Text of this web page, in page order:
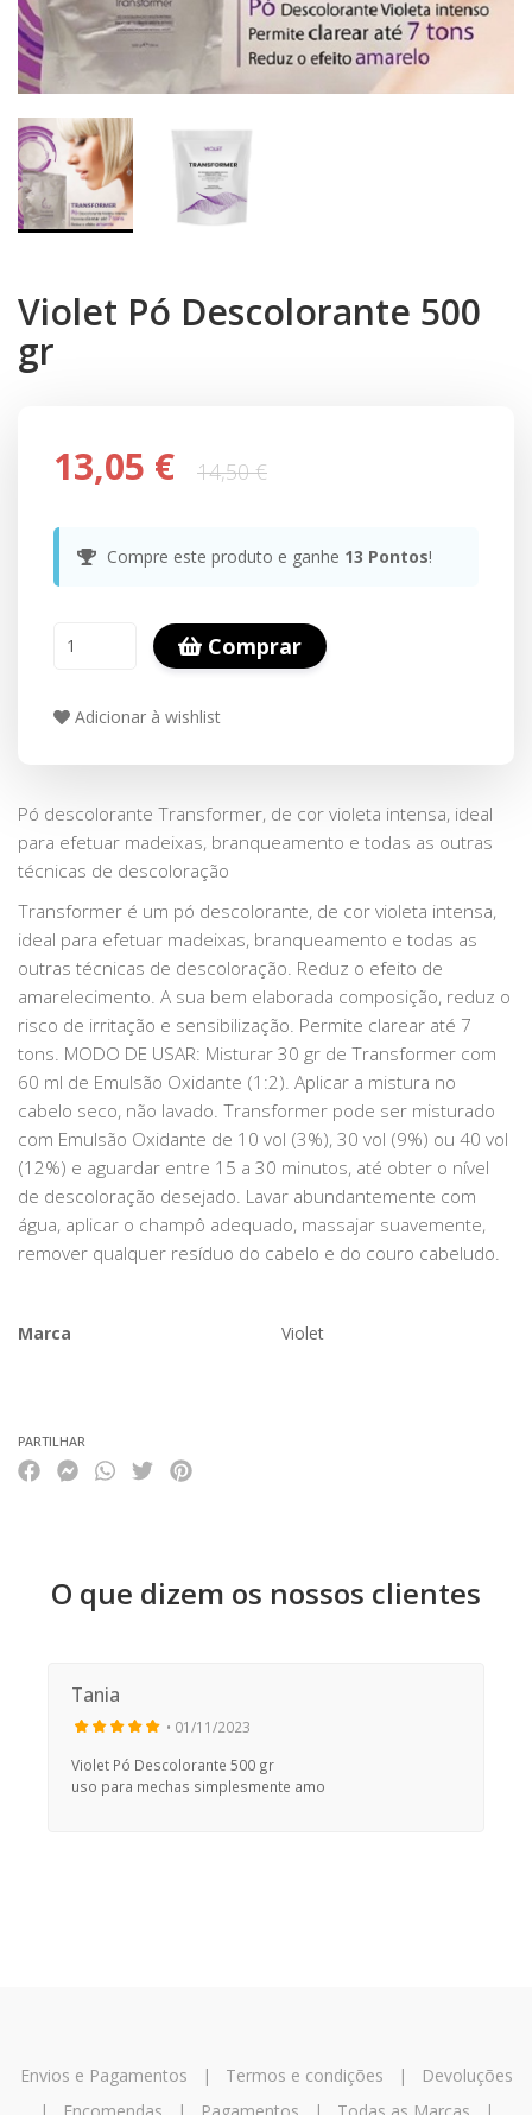
Violet Pó Descolorante 500
gr
13,05 € 14,50 €
Compre este produto e ganhe 13 Pontos!
Comprar
Adicionar à wishlist
Pó descolorante Transformer, de cor violeta intensa, ideal
para efetuar madeixas, branqueamento e todas as outras
técnicas de descoloração
Transformer é um pó descolorante, de cor violeta intensa,
ideal para efetuar madeixas, branqueamento e todas as
outras técnicas de descoloração. Reduz o efeito de
amarelecimento. A sua bem elaborada composição, reduz o
risco de irritação e sensibilização. Permite clarear até 7
tons. MODO DE USAR: Misturar 30 gr de Transformer com
60 ml de Emulsão Oxidante (1:2). Aplicar a mistura no
cabelo seco, não lavado. Transformer pode ser misturado
com Emulsão Oxidante de 10 vol (3%), 30 vol (9%) ou 40 vol
(12%) e aguardar entre 15 a 30 minutos, até obter o nível
de descoloração desejado. Lavar abundantemente com
água, aplicar o champô adequado, massajar suavemente,
remover qualquer resíduo do cabelo e do couro cabeludo.
Marca
Violet
PARTILHAR
O que dizem os nossos clientes
Tania
• 01/11/2023
Violet Pó Descolorante 500 gr
uso para mechas simplesmente amo
Envios e Pagamentos | Termos e condições |
Devoluções